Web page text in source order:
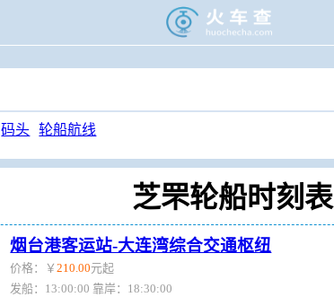
码头 轮船航线
芝罘轮船时刻表
烟台港客运站-大连湾综合交通枢纽
价格：￥210.00元起
发船：13:00:00 靠岸：18:30:00